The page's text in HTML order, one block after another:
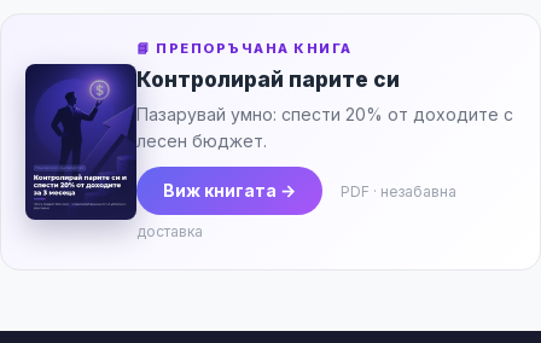
📘 ПРЕПОРЪЧАНА КНИГА
Контролирай парите си
Пазарувай умно: спести 20% от доходите с
лесен бюджет.
Виж книгата → PDF · незабавна
доставка